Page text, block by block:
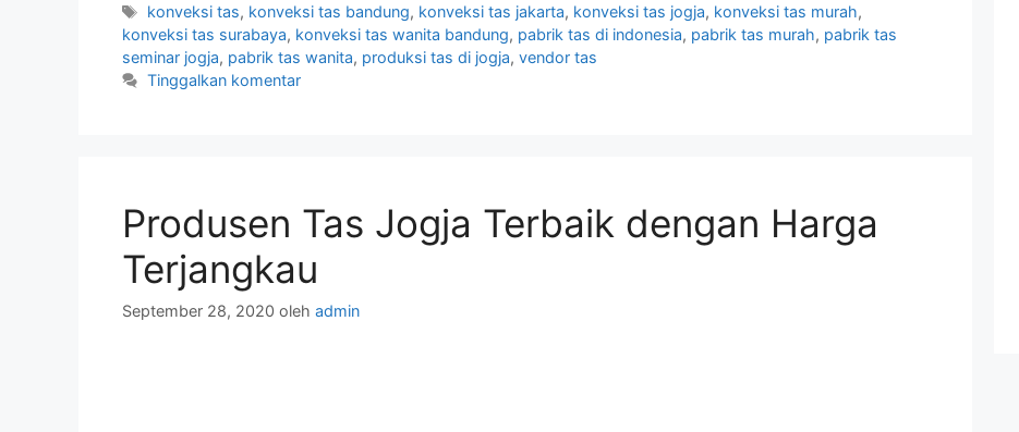
Tag
konveksi tas, konveksi tas bandung, konveksi tas jakarta, konveksi tas jogja, konveksi tas murah,
konveksi tas surabaya, konveksi tas wanita bandung, pabrik tas di indonesia, pabrik tas murah, pabrik tas
seminar jogja, pabrik tas wanita, produksi tas di jogja, vendor tas
Tinggalkan komentar
Produsen Tas Jogja Terbaik dengan Harga
Terjangkau
September 28, 2020 oleh admin